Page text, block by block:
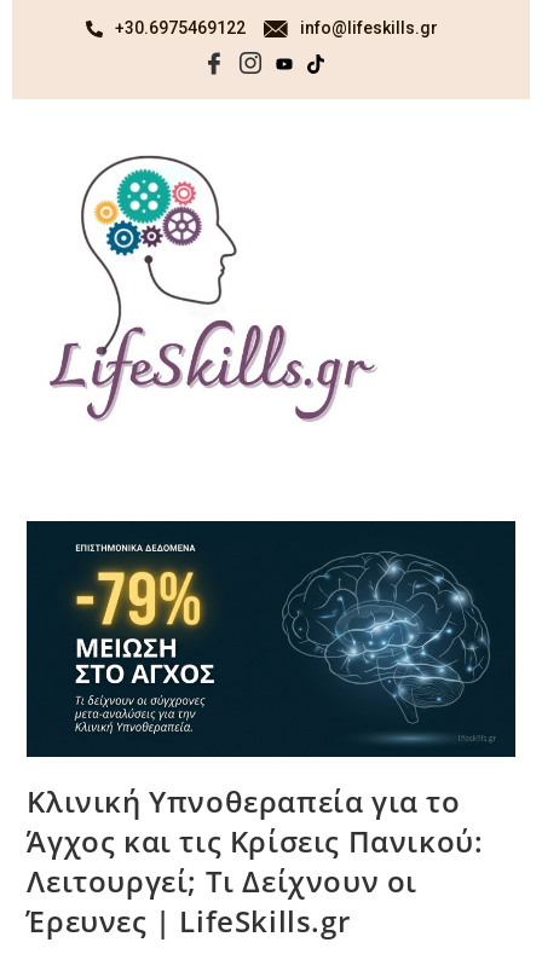
+30.6975469122 info@lifeskills.gr
Κλινική Υπνοθεραπεία για το
Άγχος και τις Κρίσεις Πανικού:
Λειτουργεί; Τι Δείχνουν οι
Έρευνες | LifeSkills.gr